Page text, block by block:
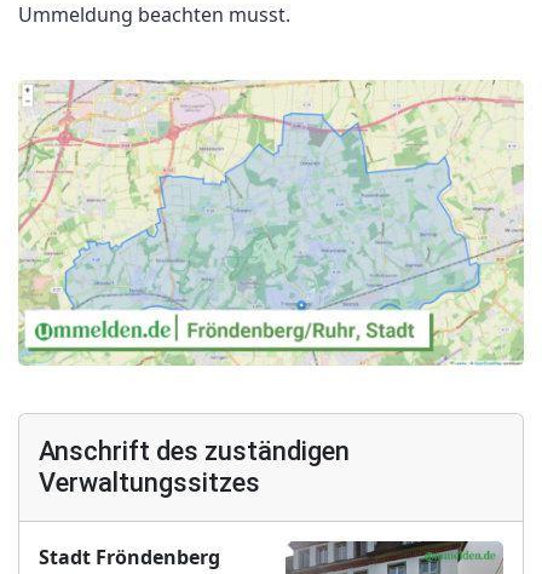
Ummeldung beachten musst.
Anschrift des zuständigen
Verwaltungssitzes
Stadt Fröndenberg